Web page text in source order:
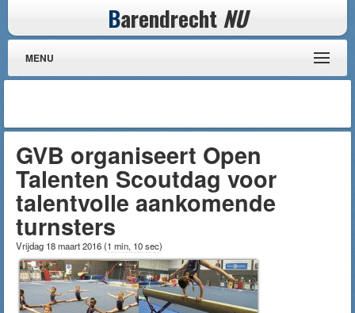
Barendrecht NU
MENU
GVB organiseert Open
Talenten Scoutdag voor
talentvolle aankomende
turnsters
Vrijdag 18 maart 2016(1 min, 10 sec)